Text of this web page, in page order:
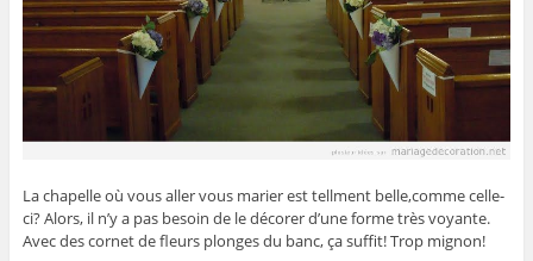
La chapelle où vous aller vous marier est tellment belle,comme celle-
ci? Alors, il n’y a pas besoin de le décorer d’une forme très voyante.
Avec des cornet de fleurs plonges du banc, ça suffit! Trop mignon!